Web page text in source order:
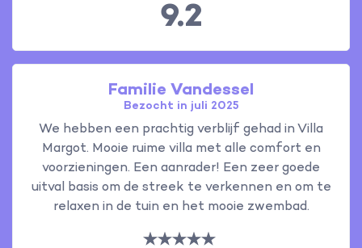
9.2
Familie Vandessel
Bezocht in juli 2025
We hebben een prachtig verblijf gehad in Villa
Margot. Mooie ruime villa met alle comfort en
voorzieningen. Een aanrader! Een zeer goede
uitval basis om de streek te verkennen en om te
relaxen in de tuin en het mooie zwembad.